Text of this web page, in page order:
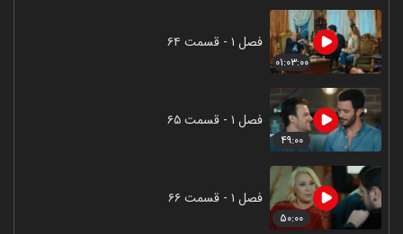
۰۱:۰۳:۰۰
فصل ۱ - قسمت ۶۴
۴۹:۰۰
فصل ۱ - قسمت ۶۵
۵۰:۰۰
فصل ۱ - قسمت ۶۶